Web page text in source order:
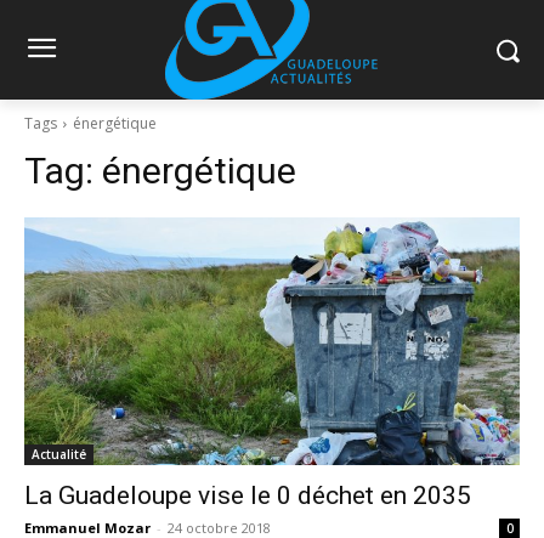
Tags énergétique
Tag: énergétique
Actualité
La Guadeloupe vise le 0 déchet en 2035
Emmanuel Mozar - 24 octobre 2018 0